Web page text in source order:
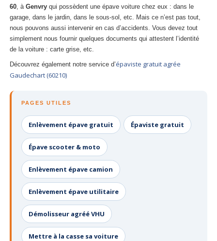
60, à Genvry qui possèdent une épave voiture chez eux : dans le
garage, dans le jardin, dans le sous-sol, etc. Mais ce n’est pas tout,
nous pouvons aussi intervenir en cas d’accidents. Vous devez tout
simplement nous fournir quelques documents qui attestent l’identité
de la voiture : carte grise, etc.
Découvrez également notre service d’épaviste gratuit agrée
Gaudechart (60210)
PAGES UTILES
Enlèvement épave gratuit Épaviste gratuit
Épave scooter & moto
Enlèvement épave camion
Enlèvement épave utilitaire
Démolisseur agréé VHU
Mettre à la casse sa voiture